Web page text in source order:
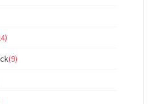
(9)